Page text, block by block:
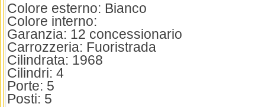
Colore esterno: Bianco
Colore interno:
Garanzia: 12 concessionario
Carrozzeria: Fuoristrada
Cilindrata: 1968
Cilindri: 4
Porte: 5
Posti: 5